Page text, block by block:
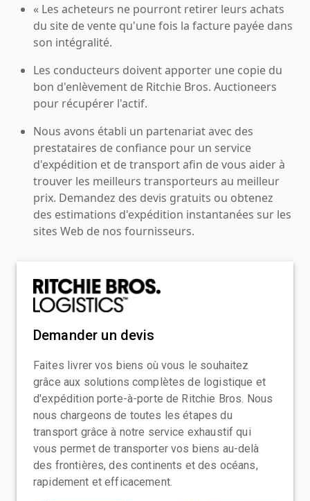
« Les acheteurs ne pourront retirer leurs achats
du site de vente qu'une fois la facture payée dans
son intégralité.
Les conducteurs doivent apporter une copie du
bon d'enlèvement de Ritchie Bros. Auctioneers
pour récupérer l'actif.
Nous avons établi un partenariat avec des
prestataires de confiance pour un service
d'expédition et de transport afin de vous aider à
trouver les meilleurs transporteurs au meilleur
prix. Demandez des devis gratuits ou obtenez
des estimations d'expédition instantanées sur les
sites Web de nos fournisseurs.
Demander un devis
Faites livrer vos biens où vous le souhaitez
grâce aux solutions complètes de logistique et
d'expédition porte-à-porte de Ritchie Bros. Nous
nous chargeons de toutes les étapes du
transport grâce à notre service exhaustif qui
vous permet de transporter vos biens au-delà
des frontières, des continents et des océans,
rapidement et efficacement.